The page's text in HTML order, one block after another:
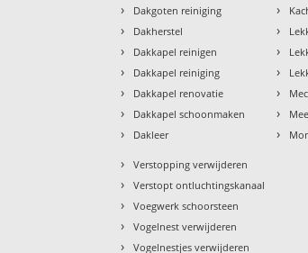
› Dakgoten reiniging
› Dakherstel
› Dakkapel reinigen
› Dakkapel reiniging
› Dakkapel renovatie
› Dakkapel schoonmaken
› Dakleer
›
›
›
›
›
›
›
› Verstopping verwijderen
› Verstopt ontluchtingskanaal
› Voegwerk schoorsteen
› Vogelnest verwijderen
› Vogelnestjes verwijderen